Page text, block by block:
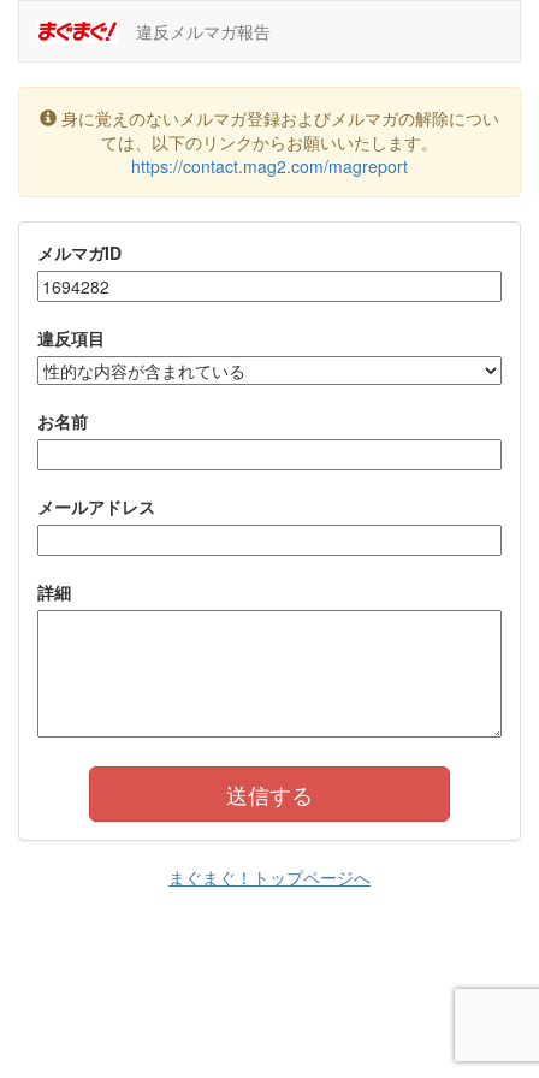
違反メルマガ報告
身に覚えのないメルマガ登録およびメルマガの解除につい
ては、以下のリンクからお願いいたします。
https://contact.mag2.com/magreport
メルマガID
違反項目
お名前
メールアドレス
詳細
まぐまぐ！トップページへ